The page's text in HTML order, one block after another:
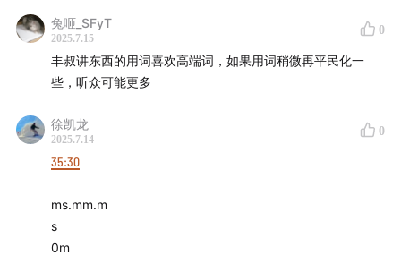
大幅上升。作为投资人，此刻要做的，是不是去分析这些
公司市值上升的理由，并展开布局？俗话叫：“天上下钱
了，是用碗接还是用盆接。”
市场的估值变化并不是均衡的。如果未来全球资金分配的
流动性发生变化，资本市场中的哪类概念可以承接这种不
在某类投资概念的泡沫破裂后，通常会出现以下变
化：新投资项目数量显著减少，收购事件开始增多，同时
兔咂_SFyT
2025.7.15
0
丰叔讲东西的用词喜欢高端词，如果用词稍微再平民化一
些，听众可能更多
徐凯龙
2025.7.14
0
35:30
ms.mm.m
s
0m